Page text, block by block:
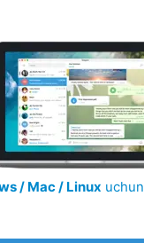
/ Mac / Linux